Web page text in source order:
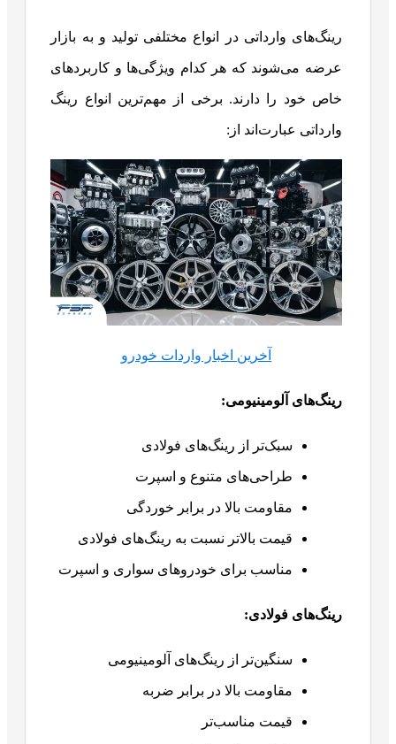
رینگ‌های وارداتی در انواع مختلفی تولید و به بازار
عرضه می‌شوند که هر کدام ویژگی‌ها و کاربردهای
خاص خود را دارند. برخی از مهم‌ترین انواع رینگ
وارداتی عبارت‌اند از:
آخرین اخبار واردات خودرو
رینگ‌های آلومینیومی:
سبک‌تر از رینگ‌های فولادی
طراحی‌های متنوع و اسپرت
مقاومت بالا در برابر خوردگی
قیمت بالاتر نسبت به رینگ‌های فولادی
مناسب برای خودروهای سواری و اسپرت
رینگ‌های فولادی:
سنگین‌تر از رینگ‌های آلومینیومی
مقاومت بالا در برابر ضربه
قیمت مناسب‌تر